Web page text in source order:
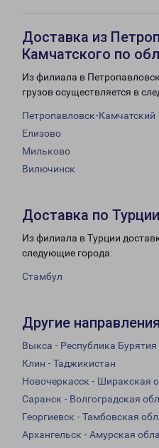
Доставка из
Камчатского по
Из филиала в
грузов осуществляется в
Петропавловск-Камчатский
Елизово
Мильково
Вилючинск
Доставка по Турции
Из филиала в Турции
следующие города:
Стамбул
Другие направления
Выкса - Республика Бурятия
Клин - Таджикистан
Новочеркасск - Ширакская
Саранск - Волгоградская
Георгиевск - Тамбовская
Архангельск - Амурская